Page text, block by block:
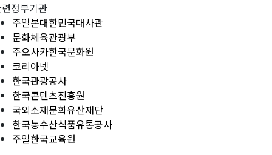
정부기관
주일본대한민국대사관
문화체육관광부
주오사카한국문화원
코리아넷
한국관광공사
한국콘텐츠진흥원
국외소재문화유산재단
한국농수산식품유통공사
주일한국교육원